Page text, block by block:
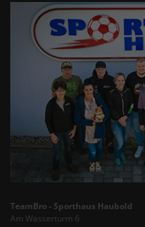
TeamBro - Sporthaus Haubold
Am Wasserturm 6